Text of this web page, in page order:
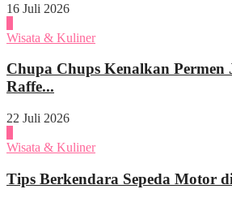
16 Juli 2026
Wisata & Kuliner
Chupa Chups Kenalkan Permen
Raffe...
22 Juli 2026
Wisata & Kuliner
Tips Berkendara Sepeda Motor